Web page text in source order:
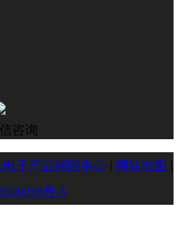
咨询
电子产品销毁中心 | 网站地图 |
号-5